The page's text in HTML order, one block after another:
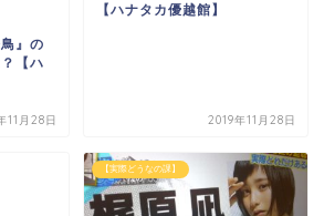
』の
【ハ
11月28日
【ハナタカ優越館】
2019年11月28日
【実際どうなの課】